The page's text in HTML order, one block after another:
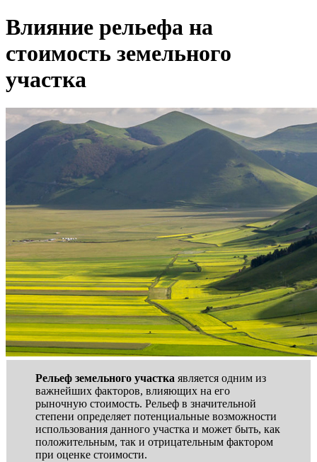
Влияние рельефа на
стоимость земельного
участка
Рельеф земельного участка является одним из
важнейших факторов, влияющих на его
рыночную стоимость. Рельеф в значительной
степени определяет потенциальные возможности
использования данного участка и может быть, как
положительным, так и отрицательным фактором
при оценке стоимости.